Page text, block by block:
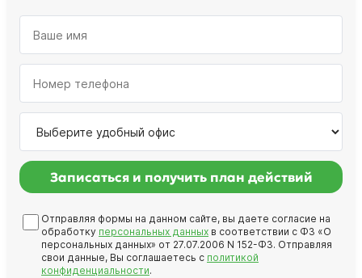
Записаться и получить план действий
Отправляя формы на данном сайте, вы даете согласие на
обработку персональных данных в соответствии с ФЗ «О
персональных данных» от 27.07.2006 N 152-ФЗ. Отправляя
свои данные, Вы соглашаетесь с политикой
конфиденциальности.